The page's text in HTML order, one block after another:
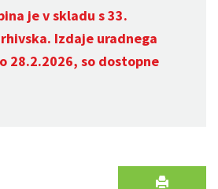
je v skladu s 33.
Izdaje uradnega
28.2.2026, so dostopne